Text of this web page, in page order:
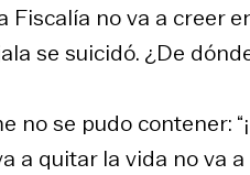
Fiscalía no va a creer
se suicidó. ¿De
no se pudo contener:
a quitar la vida no va